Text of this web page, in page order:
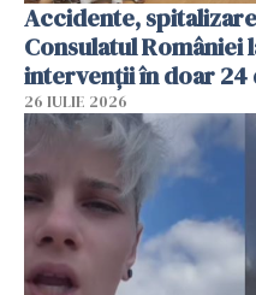
Accidente,
Consulatul României
intervenții în doar 24
26 IULIE 2026